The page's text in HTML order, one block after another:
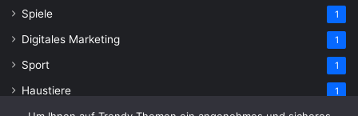
Spiele 1
Digitales Marketing 1
Sport 1
Haustiere 1